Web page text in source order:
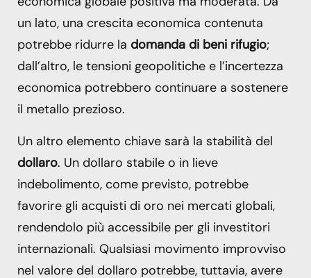
un lato, una crescita economica contenuta
potrebbe ridurre la domanda di beni rifugio;
dall’altro, le tensioni geopolitiche e l’incertezza
economica potrebbero continuare a sostenere
il metallo prezioso.
Un altro elemento chiave sarà la stabilità del
dollaro. Un dollaro stabile o in lieve
indebolimento, come previsto, potrebbe
favorire gli acquisti di oro nei mercati globali,
rendendolo più accessibile per gli investitori
internazionali. Qualsiasi movimento improvviso
nel valore del dollaro potrebbe, tuttavia, avere